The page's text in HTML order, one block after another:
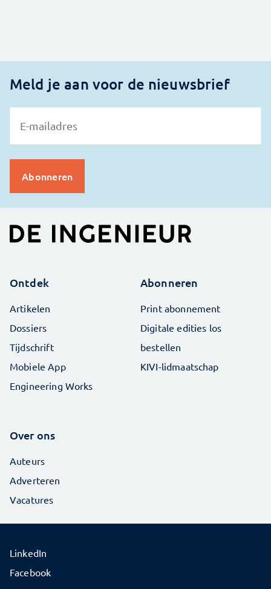
Meld je aan voor de nieuwsbrief
Ontdek
Artikelen
Dossiers
Tijdschrift
Mobiele App
Engineering Works
Abonneren
Print abonnement
Digitale edities los
bestellen
KIVI-lidmaatschap
Over ons
Auteurs
Adverteren
Vacatures
LinkedIn
Facebook